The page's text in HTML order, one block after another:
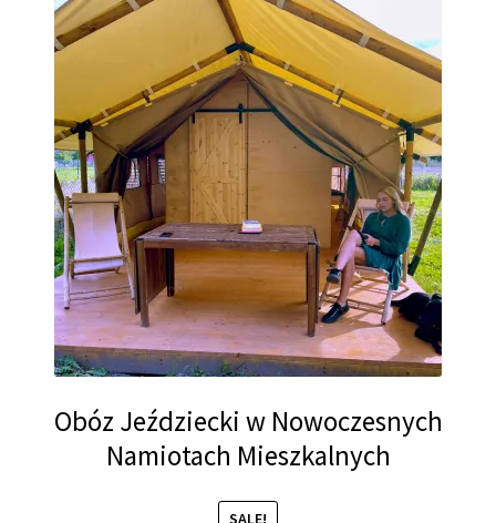
Obóz Jeździecki w Nowoczesnych
Namiotach Mieszkalnych
SALE!